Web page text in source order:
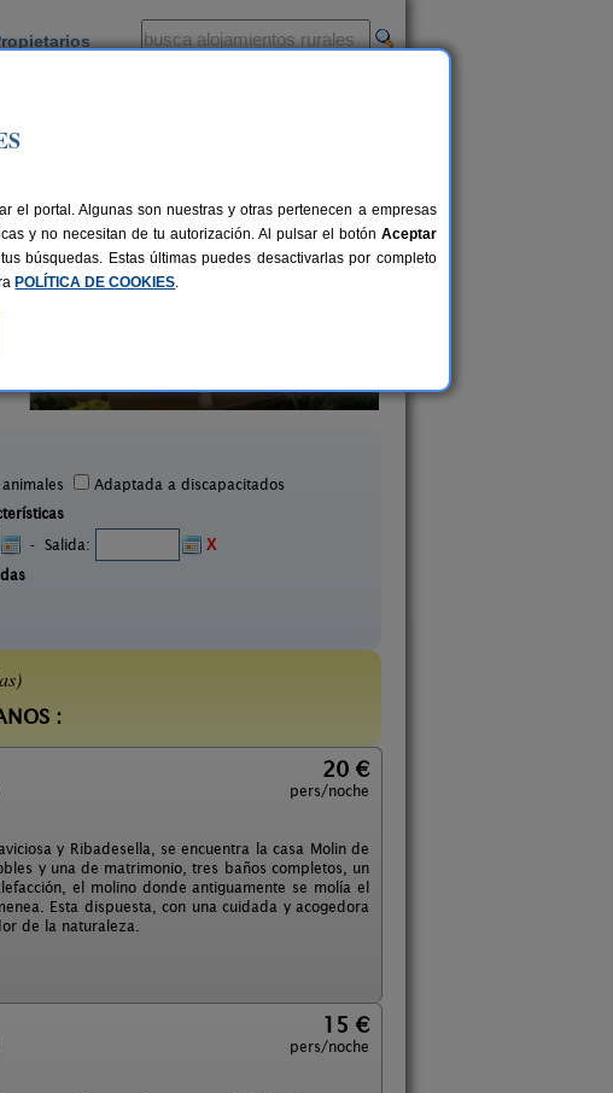
Adaptada a discapacitados
- Salida:
X
:
20 €
pers/noche
y Ribadesella, se encuentra la casa Molin de
y una de matrimonio, tres baños completos, un
el molino donde antiguamente se molía el
Esta dispuesta, con una cuidada y acogedora
de la naturaleza.
15 €
pers/noche
el portal. Algunas son nuestras y otras pertenecen a empresas
y no necesitan de tu autorización. Al pulsar el botón Aceptar
búsquedas. Estas últimas puedes desactivarlas por completo
POLÍTICA DE COOKIES.